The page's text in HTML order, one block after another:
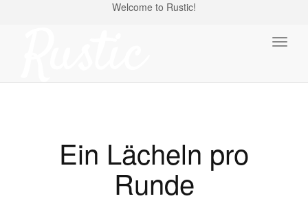
Welcome to Rustic!
Toggle
Ein Lächeln pro
Runde